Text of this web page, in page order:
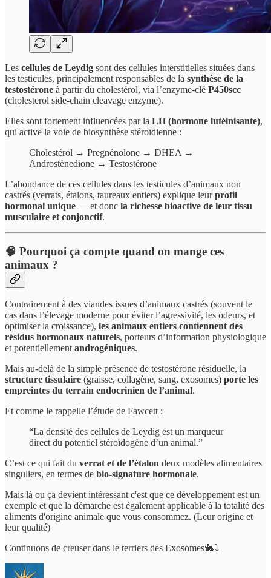
Les cellules de Leydig sont des cellules interstitielles situées dans
les testicules, principalement responsables de la synthèse de la
testostérone à partir du cholestérol, via l’enzyme-clé P450scc
(cholesterol side-chain cleavage enzyme).
Elles sont fortement influencées par la LH (hormone lutéinisante),
qui active la voie de biosynthèse stéroïdienne :
Cholestérol → Pregnénolone → DHEA →
Androstènedione → Testostérone
L’abondance de ces cellules dans les testicules d’animaux non
castrés (verrats, étalons, taureaux entiers) explique leurprofil
hormonal unique — et donc la richesse bioactive de leur tissu
musculaire et conjonctif.
🧠 Pourquoi ça compte quand on mange ces
animaux ?
Contrairement à des viandes issues d’animaux castrés (souvent le
cas dans l’élevage moderne pour éviter l’agressivité, les odeurs, et
optimiser la croissance), les animaux entiers contiennent des
résidus hormonaux naturels, porteurs d’information physiologique
et potentiellement androgéniques.
Mais au-delà de la simple présence de testostérone résiduelle, la
structure tissulaire (graisse, collagène, sang, exosomes) porte les
empreintes du terrain endocrinien de l’animal.
Et comme le rappelle l’étude de Fawcett :
“La densité des cellules de Leydig est un marqueur
direct du potentiel stéroïdogène d’un animal.”
C’est ce qui fait du verrat et de l’étalon deux modèles alimentaires
singuliers, en termes de bio-signature hormonale.
Mais là ou ça devient intéressant c'est que ce développement est un
exemple et que la démarche est également applicable à la totalité des
aliments d'origine animale que vous consommez. (Leur origine et
leur qualité)
Continuons de creuser dans le terriers des Exosomes🐇⤵️